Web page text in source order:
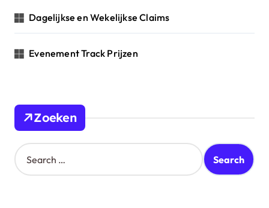
Dagelijkse en Wekelijkse Claims
Evenement Track Prijzen
Zoeken
S
e